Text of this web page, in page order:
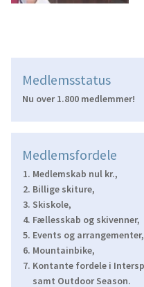
Medlemsstatus
Nu over 1.800 medlemmer!
Medlemsfordele
Medlemskab nul kr.,
Billige skiture,
Skiskole,
Fællesskab og skivenner,
Events og arrangementer,
Mountainbike,
Kontante fordele i
samt Outdoor Season.